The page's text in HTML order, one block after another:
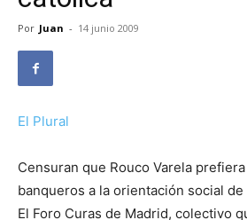
Por Juan - 14 junio 2009
El Plural
Censuran que Rouco Varela
banqueros a la orientación social de
El Foro Curas de Madrid, colectivo